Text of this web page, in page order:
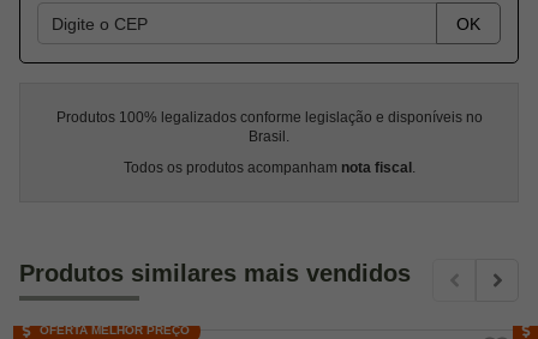
OK
Produtos 100% legalizados conforme legislação e disponíveis no
Brasil.
Todos os produtos acompanham nota fiscal .
Produtos similares mais vendidos
OFERTA MELHOR PREÇO